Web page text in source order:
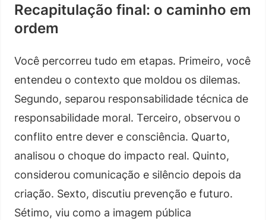
Recapitulação final: o caminho em
ordem
Você percorreu tudo em etapas. Primeiro, você
entendeu o contexto que moldou os dilemas.
Segundo, separou responsabilidade técnica de
responsabilidade moral. Terceiro, observou o
conflito entre dever e consciência. Quarto,
analisou o choque do impacto real. Quinto,
considerou comunicação e silêncio depois da
criação. Sexto, discutiu prevenção e futuro.
Sétimo, viu como a imagem pública